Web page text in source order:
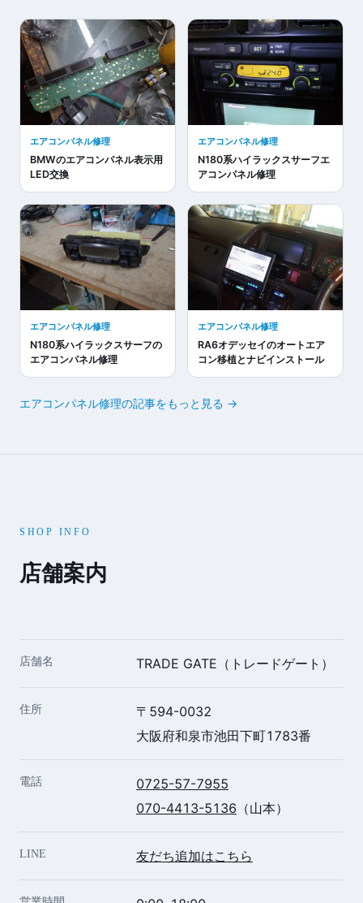
エアコンパネル修理
BMWのエアコンパネル表示用
LED交換
エアコンパネル修理
N180系ハイラックスサーフエ
アコンパネル修理
エアコンパネル修理
N180系ハイラックスサーフの
エアコンパネル修理
エアコンパネル修理
RA6オデッセイのオートエア
コン移植とナビインストール
エアコンパネル修理の記事をもっと見る →
SHOP INFO
店舗案内
店舗名 TRADE GATE（トレードゲート）
住所
〒594-0032
大阪府和泉市池田下町1783番
電話
0725-57-7955
070-4413-5136 （山本）
LINE 友だち追加はこちら